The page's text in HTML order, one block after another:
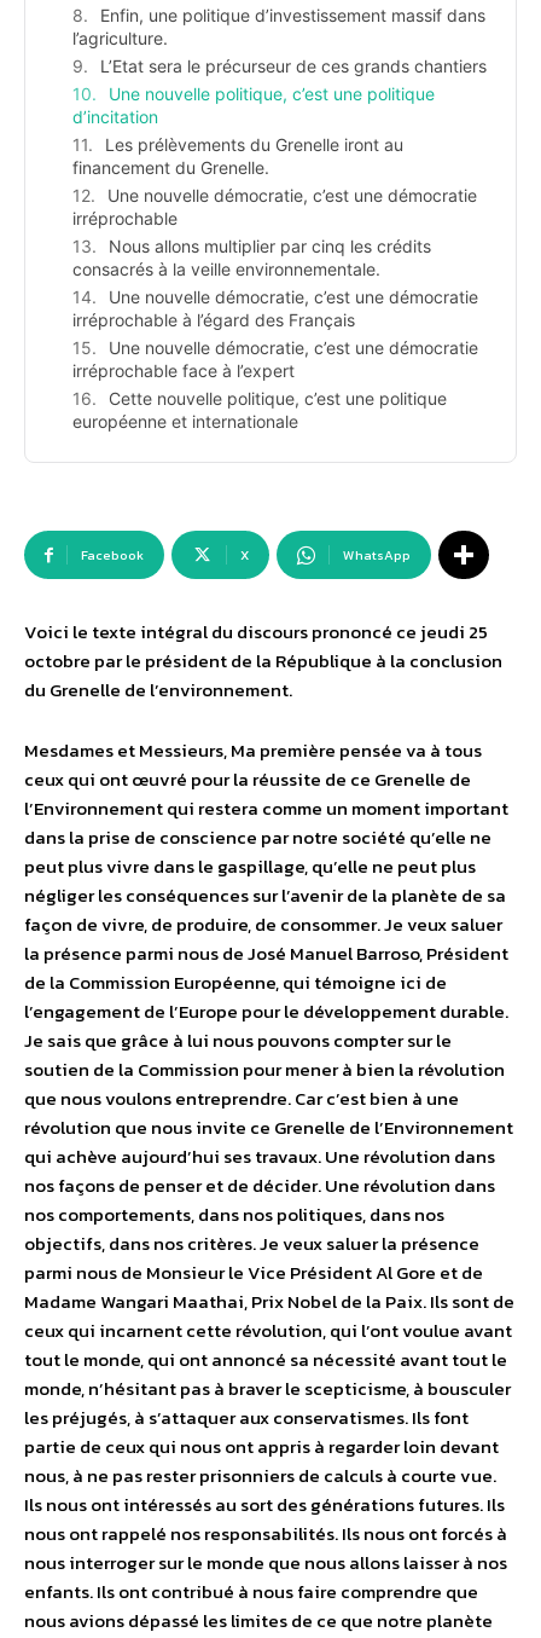
Enfin, une politique d’investissement massif dans
l’agriculture.
L’Etat sera le précurseur de ces grands chantiers
Une nouvelle politique, c’est une politique
d’incitation
Les prélèvements du Grenelle iront au
financement du Grenelle.
Une nouvelle démocratie, c’est une démocratie
irréprochable
Nous allons multiplier par cinq les crédits
consacrés à la veille environnementale.
Une nouvelle démocratie, c’est une démocratie
irréprochable à l’égard des Français
Une nouvelle démocratie, c’est une démocratie
irréprochable face à l’expert
Cette nouvelle politique, c’est une politique
européenne et internationale
Facebook X WhatsApp
Voici le texte intégral du discours prononcé ce jeudi 25
octobre par le président de la République à la conclusion
du Grenelle de l’environnement.
Mesdames et Messieurs, Ma première pensée va à tous
ceux qui ont œuvré pour la réussite de ce Grenelle de
l’Environnement qui restera comme un moment important
dans la prise de conscience par notre société qu’elle ne
peut plus vivre dans le gaspillage, qu’elle ne peut plus
négliger les conséquences sur l’avenir de la planète de sa
façon de vivre, de produire, de consommer. Je veux saluer
la présence parmi nous de José Manuel Barroso, Président
de la Commission Européenne, qui témoigne ici de
l’engagement de l’Europe pour le développement durable.
Je sais que grâce à lui nous pouvons compter sur le
soutien de la Commission pour mener à bien la révolution
que nous voulons entreprendre. Car c’est bien à une
révolution que nous invite ce Grenelle de l’Environnement
qui achève aujourd’hui ses travaux. Une révolution dans
nos façons de penser et de décider. Une révolution dans
nos comportements, dans nos politiques, dans nos
objectifs, dans nos critères. Je veux saluer la présence
parmi nous de Monsieur le Vice Président Al Gore et de
Madame Wangari Maathai, Prix Nobel de la Paix. Ils sont de
ceux qui incarnent cette révolution, qui l’ont voulue avant
tout le monde, qui ont annoncé sa nécessité avant tout le
monde, n’hésitant pas à braver le scepticisme, à bousculer
les préjugés, à s’attaquer aux conservatismes. Ils font
partie de ceux qui nous ont appris à regarder loin devant
nous, à ne pas rester prisonniers de calculs à courte vue.
Ils nous ont intéressés au sort des générations futures. Ils
nous ont rappelé nos responsabilités. Ils nous ont forcés à
nous interroger sur le monde que nous allons laisser à nos
enfants. Ils ont contribué à nous faire comprendre que
nous avions dépassé les limites de ce que notre planète